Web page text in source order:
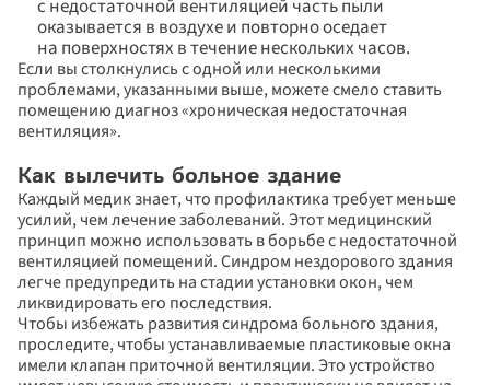
с недостаточной вентиляцией часть пыли
оказывается в воздухе и повторно оседает
на поверхностях в течение нескольких часов.
Если вы столкнулись с одной или несколькими
проблемами, указанными выше, можете смело ставить
помещению диагноз «хроническая недостаточная
вентиляция».
Как вылечить больное здание
Каждый медик знает, что профилактика требует меньше
усилий, чем лечение заболеваний. Этот медицинский
принцип можно использовать в борьбе с недостаточной
вентиляцией помещений. Синдром нездорового здания
легче предупредить на стадии установки окон, чем
ликвидировать его последствия.
Чтобы избежать развития синдрома больного здания,
проследите, чтобы устанавливаемые пластиковые окна
имели клапан приточной вентиляции. Это устройство